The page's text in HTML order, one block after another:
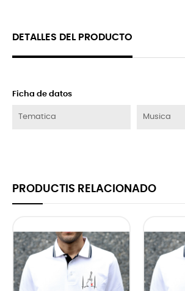
DETALLES DEL PRODUCTO
Ficha de datos
Tematica Musica
PRODUCTIS RELACIONADO